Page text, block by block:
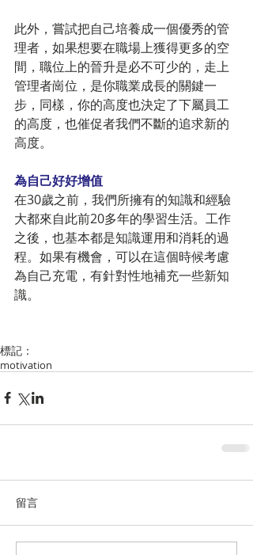
此外，嘗試把自己培養成一個優秀的管
理者，如果想要在職場上獲得更多的空
間，職位上的晉升是必不可少的，走上
管理者崗位，是你職業成長的關鍵一
步，同樣，你的高度也決定了下屬員工
的高度，也催促者我們不斷的追求新的
高度。
為自己好好增值
在30歲之前，我們所擁有的知識和經驗
大都來自此前20多年的學習生活。工作
之後，也基本都是知識運用和消耗的過
程。如果有機會，可以在這個時候考慮
為自己充電，有針對性地補充一些新知
識。
標記：
motivation
留言